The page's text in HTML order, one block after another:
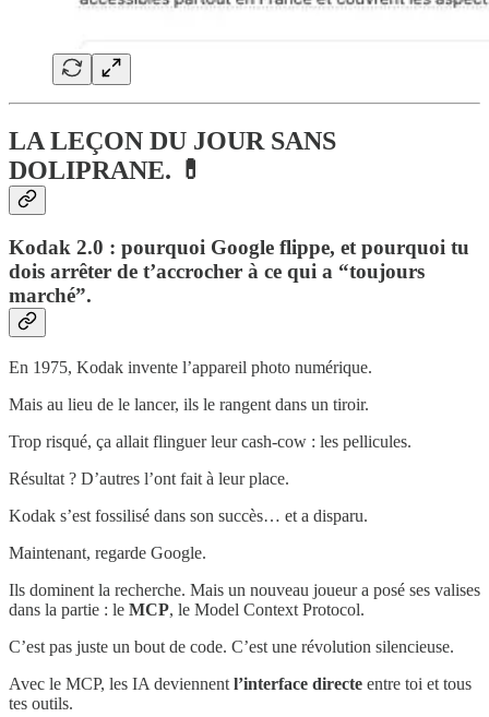
LA LEÇON DU JOUR SANS
DOLIPRANE. 💊
Kodak 2.0 : pourquoi Google flippe, et pourquoi tu
dois arrêter de t’accrocher à ce qui a “toujours
marché”.
En 1975, Kodak invente l’appareil photo numérique.
Mais au lieu de le lancer, ils le rangent dans un tiroir.
Trop risqué, ça allait flinguer leur cash-cow : les pellicules.
Résultat ? D’autres l’ont fait à leur place.
Kodak s’est fossilisé dans son succès… et a disparu.
Maintenant, regarde Google.
Ils dominent la recherche. Mais un nouveau joueur a posé ses valises
dans la partie : le MCP, le Model Context Protocol.
C’est pas juste un bout de code. C’est une révolution silencieuse.
Avec le MCP, les IA deviennent l’interface directe entre toi et tous
tes outils.